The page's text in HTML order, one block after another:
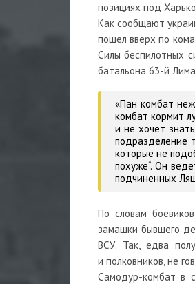
позициях под
Как сообщают
пошел вверх по
Силы беспилотных
батальона 63-й
«Пан комбат
комбат кормит
и не хочет
подразделение
которые не
похуже“. Он
подчиненных
По словам
замашки бывшего
ВСУ. Так, едва
и полковников, не
Самодур-комбат в